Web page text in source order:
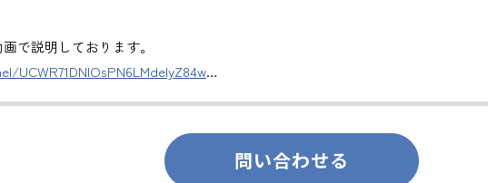
験者、ＣＡＤ経験者優遇
日となります。
おります。
で説明しております。
問い合わせる